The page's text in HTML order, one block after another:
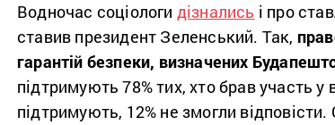
Водночас соціологи дізнались і про
ставив президент Зеленський. Так,
гарантій безпеки, визначених
підтримують 78% тих, хто брав участь у
підтримують, 12% не змогли